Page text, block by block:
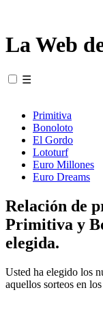
La Web
☰
Primitiva
Bonoloto
El Gordo
Lototurf
Euro Millones
Euro Dreams
Relación de
Primitiva y
elegida.
Usted ha elegido los
aquellos sorteos en